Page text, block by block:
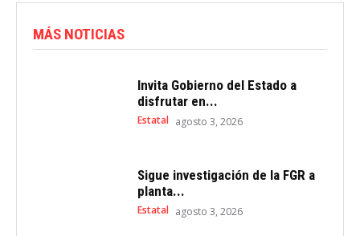
MÁS NOTICIAS
Invita Gobierno del Estado a
disfrutar en...
Estatal agosto 3, 2026
Sigue investigación de la FGR a
planta...
Estatal agosto 3, 2026